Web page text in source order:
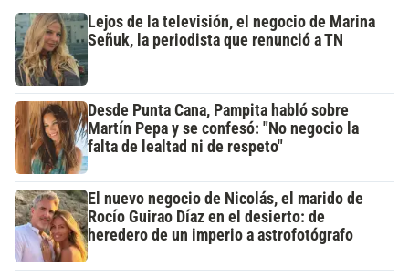
Lejos de la televisión, el negocio de Marina
Señuk, la periodista que renunció a TN
Desde Punta Cana, Pampita habló sobre
Martín Pepa y se confesó: "No negocio la
falta de lealtad ni de respeto"
El nuevo negocio de Nicolás, el marido de
Rocío Guirao Díaz en el desierto: de
heredero de un imperio a astrofotógrafo